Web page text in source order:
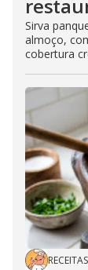
Sirva
almoço,
cobertura